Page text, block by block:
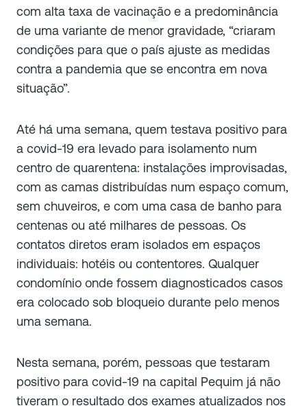
com alta taxa de vacinação e a predominância
de uma variante de menor gravidade, “criaram
condições para que o país ajuste as medidas
contra a pandemia que se encontra em nova
situação”.
Até há uma semana, quem testava positivo para
a covid-19 era levado para isolamento num
centro de quarentena: instalações improvisadas,
com as camas distribuídas num espaço comum,
sem chuveiros, e com uma casa de banho para
centenas ou até milhares de pessoas. Os
contatos diretos eram isolados em espaços
individuais: hotéis ou contentores. Qualquer
condomínio onde fossem diagnosticados casos
era colocado sob bloqueio durante pelo menos
uma semana.
Nesta semana, porém, pessoas que testaram
positivo para covid-19 na capital Pequim já não
tiveram o resultado dos exames atualizados nos